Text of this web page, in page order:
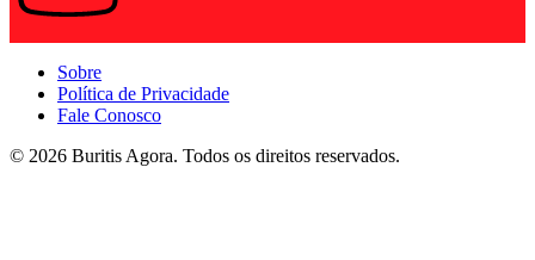
Sobre
Política de Privacidade
Fale Conosco
© 2026 Buritis Agora. Todos os direitos reservados.